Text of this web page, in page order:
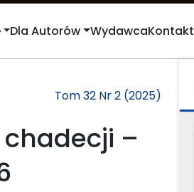
Dla Autorów WydawcaKontakt
Tom 32 Nr 2 (2025)
–